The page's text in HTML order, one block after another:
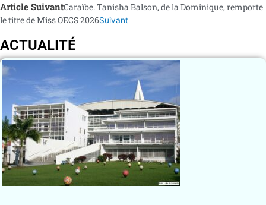
Article SuivantCaraïbe. Tanisha Balson, de la Dominique, remporte
le titre de Miss OECS 2026Suivant
ACTUALITÉ